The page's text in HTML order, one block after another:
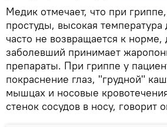
Медик отмечает, что при
простуды, высокая
часто не возвращается к
заболевший принимает
препараты. При гриппе у
покраснение глаз, "грудной"
мышцах и носовые
стенок сосудов в носу, говорит